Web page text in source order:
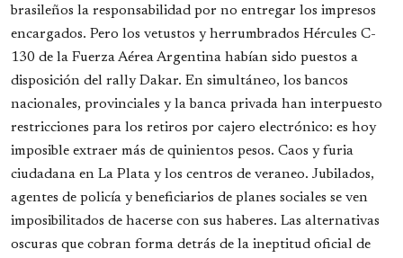
brasileños la responsabilidad por no entregar los impresos
encargados. Pero los vetustos y herrumbrados Hércules C-
130 de la Fuerza Aérea Argentina habían sido puestos a
disposición del rally Dakar. En simultáneo, los bancos
nacionales, provinciales y la banca privada han interpuesto
restricciones para los retiros por cajero electrónico: es hoy
imposible extraer más de quinientos pesos. Caos y furia
ciudadana en La Plata y los centros de veraneo. Jubilados,
agentes de policía y beneficiarios de planes sociales se ven
imposibilitados de hacerse con sus haberes. Las alternativas
oscuras que cobran forma detrás de la ineptitud oficial de